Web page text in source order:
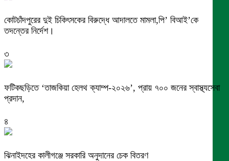
কোটচাঁদপুরের দুই চিকিৎসকের বিরুদ্ধে আদালতে মামলা,পি’ বিআই’কে
তদন্তের নির্দেশ।
৩
ফটিকছড়িতে ‘তাজকিয়া হেলথ ক্যাম্প-২০২৬’, প্রায় ৭০০ জনের স্বাস্থ্যসেবা
প্রদান,
৪
ঝিনাইদহের কালীগঞ্জে সরকারি অনুদানের চেক বিতরণ